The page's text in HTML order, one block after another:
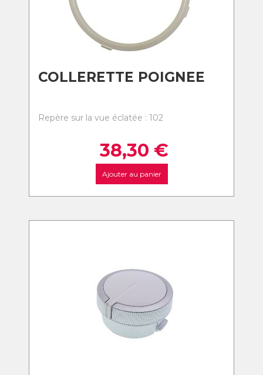
COLLERETTE POIGNEE
Repère sur la vue éclatée : 102
38,30 €
Ajouter au panier